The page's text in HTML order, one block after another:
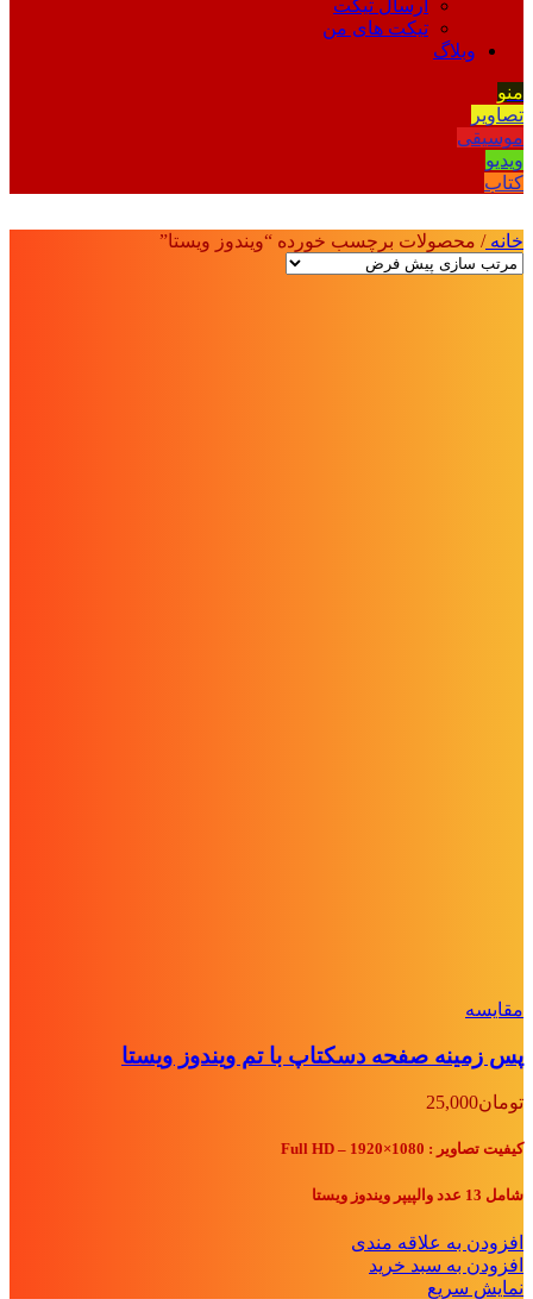
ارسال تیکت
تیکت های من
وبلاگ
منو
تصاویر
موسیقی
ویدیو
کتاب
خانه/ محصولات برچسب خورده “ویندوز ویستا”
مقايسه
پس زمینه صفحه دسکتاپ با تم ویندوز ویستا
تومان25,000
کیفیت تصاویر : Full HD – 1920×1080
شامل 13 عدد والپیپر ویندوز ویستا
افزودن به علاقه مندی
افزودن به سبد خرید
نمایش سریع